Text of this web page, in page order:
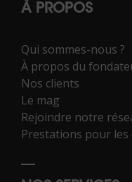
À PROPOS
Qui sommes-nous ?
À propos du
Nos clients
Le mag
Rejoindre notre
Prestations pour